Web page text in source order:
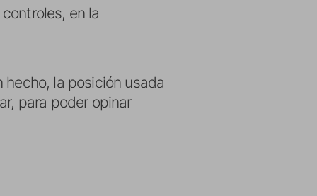
en la
la posición usada
para poder opinar